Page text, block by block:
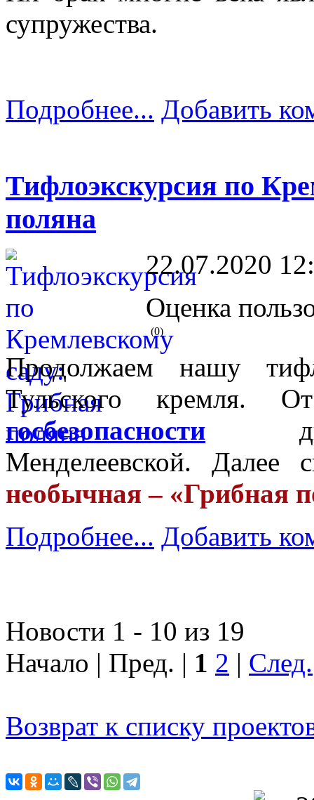
супружества.
Подробнее... Добавить
Тифлоэкскурсия по
поляна
22.07.2020
Оценка
(0)
Продолжаем нашу
Тульского кремля.
госбезопасности
Менделеевской. Далее
необычная – «Грибная
Подробнее... Добавить
Новости 1 - 10 из 19
Начало | Пред. | 1 2 | След.
Возврат к списку